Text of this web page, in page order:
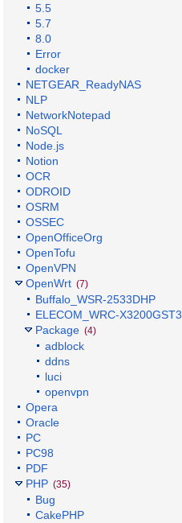
5.5
5.7
8.0
Error
docker
NETGEAR_ReadyNAS
NLP
NetworkNotepad
NoSQL
Node.js
Notion
OCR
ODROID
OSRM
OSSEC
OpenOfficeOrg
OpenTofu
OpenVPN
OpenWrt (7)
Buffalo_WSR-2533DHP
ELECOM_WRC-X3200GST3
Package (4)
adblock
ddns
luci
openvpn
Opera
Oracle
PC
PC98
PDF
PHP (35)
Bug
CakePHP